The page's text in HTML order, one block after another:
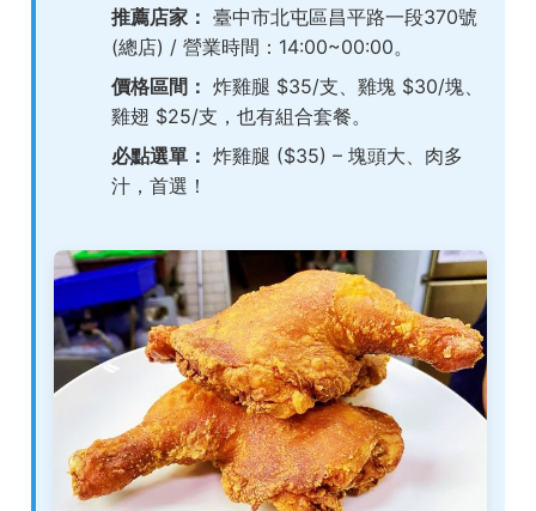
推薦店家： 臺中市北屯區昌平路一段370號
(總店) / 營業時間：14:00~00:00。
價格區間： 炸雞腿 $35/支、雞塊 $30/塊、
雞翅 $25/支，也有組合套餐。
必點選單： 炸雞腿 ($35) – 塊頭大、肉多
汁，首選！